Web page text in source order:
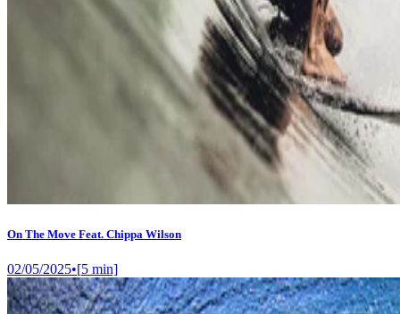
On The Move Feat. Chippa Wilson
02/05/2025•[5 min]